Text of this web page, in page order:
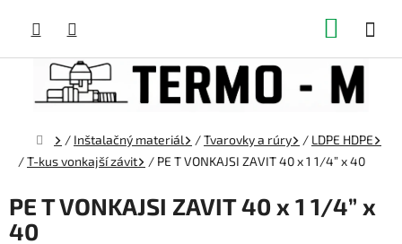
obsah
Domov
/ Inštalačný materiál /Tvarovky a rúry / LDPE HDPE
/T-kus vonkajší závit / PE T VONKAJSI ZAVIT 40 x 1 1/4” x 40
PE T VONKAJSI ZAVIT 40 x 1 1/4” x
40